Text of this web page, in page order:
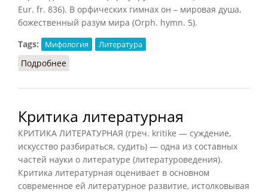
Eur. fr. 836). В орфических гимнах он – мировая душа,
божественный разум мира (Orph. hymn. 5).
Tags:
Мифология Литература
Подробнее
Критика литературная
КРИТИКА ЛИТЕРАТУРНАЯ (греч. kritike — суждение,
искусство разбираться, судить) — одна из составных
частей науки о литературе (литературоведения).
Критика литературная оценивает в основном
современное ей литературное развитие, истолковывая